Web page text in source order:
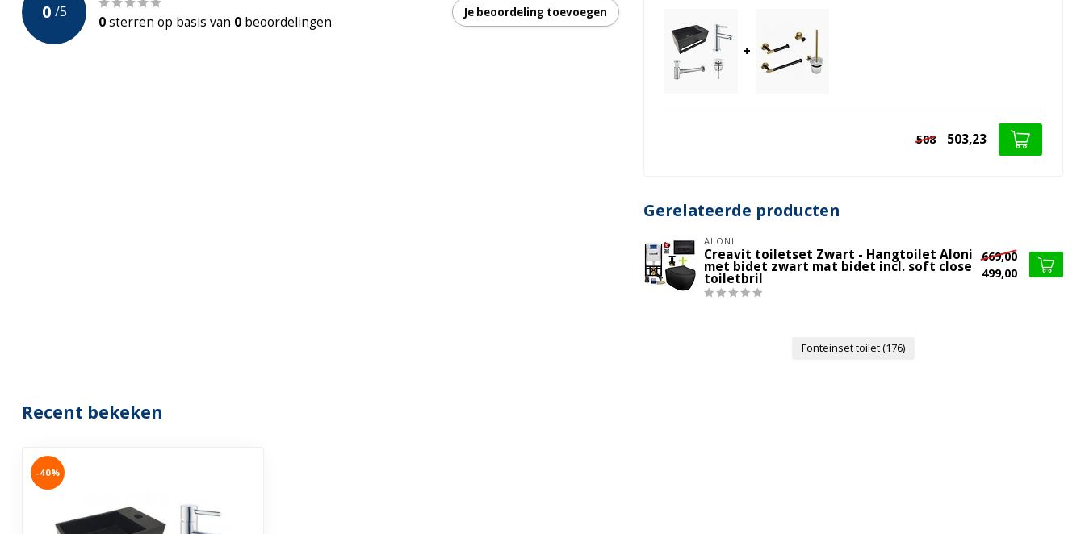
0 /5
0sterren op basis van 0 beoordelingen
Je beoordeling toevoegen
+
508 503,23
Gerelateerde producten
ALONI
Creavit toiletset Zwart - Hangtoilet Aloni
met bidet zwart mat bidet incl. soft close
toiletbril
669,00
499,00
Fonteinset toilet(176)
Recent bekeken
-40%